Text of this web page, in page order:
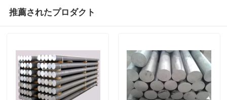
推薦されたプロダクト